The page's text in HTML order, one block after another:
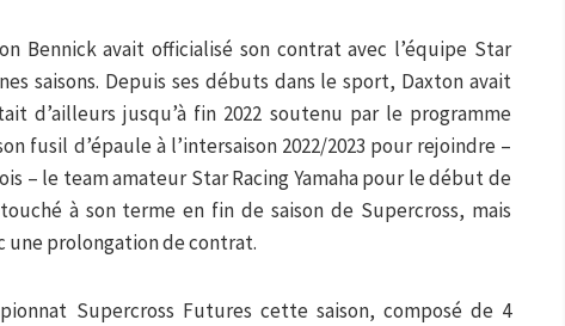
Bennick avait officialisé son contrat avec l’équipe Star
saisons. Depuis ses débuts dans le sport, Daxton avait
d’ailleurs jusqu’à fin 2022 soutenu par le programme
fusil d’épaule à l’intersaison 2022/2023 pour rejoindre –
– le team amateur Star Racing Yamaha pour le début de
à son terme en fin de saison de Supercross, mais
une prolongation de contrat.
Supercross Futures cette saison, composé de 4